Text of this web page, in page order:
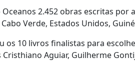
2.452 obras escritas
Verde, Estados Unidos,
os 10 livros finalistas para
Aguiar, Guilherme